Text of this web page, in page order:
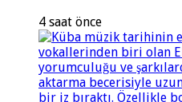
4 saat önce